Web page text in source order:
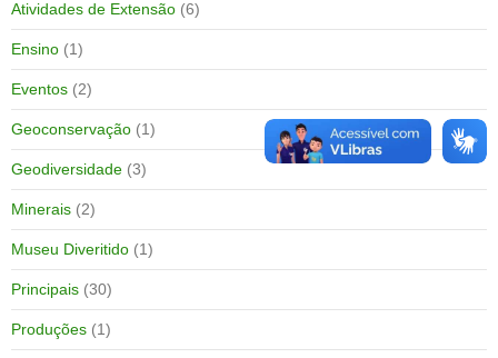
Atividades de Extensão (6)
Ensino (1)
Eventos (2)
Geoconservação (1)
Geodiversidade (3)
Minerais (2)
Museu Diveritido (1)
Principais (30)
Produções (1)